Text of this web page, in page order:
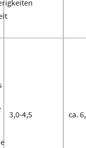
3,0-4,5 ca.